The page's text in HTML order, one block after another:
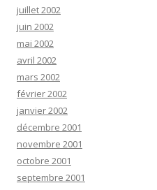
juillet 2002
juin 2002
mai 2002
avril 2002
mars 2002
février 2002
janvier 2002
décembre 2001
novembre 2001
octobre 2001
septembre 2001